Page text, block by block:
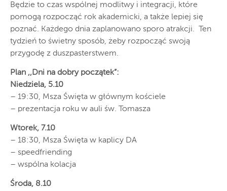
Będzie to czas wspólnej modlitwy i integracji, które
pomogą rozpocząć rok akademicki, a także lepiej się
poznać. Każdego dnia zaplanowano sporo atrakcji. Ten
tydzień to świetny sposób, żeby rozpocząć swoją
przygodę z duszpasterstwem.
Plan ,,Dni na dobry początek”:
Niedziela, 5.10
– 19:30, Msza Święta w głównym kościele
– prezentacja roku w auli św. Tomasza
Wtorek, 7.10
– 18:30, Msza Święta w kaplicy DA
– speedfriending
– wspólna kolacja
Środa, 8.10